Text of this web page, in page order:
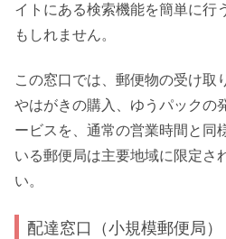
イトにある検索機能を簡単に行
もしれません。
この窓口では、郵便物の受け取
やはがきの購入、ゆうパックの
ービスを、通常の営業時間と同
いる郵便局は主要地域に限定さ
い。
配達窓口（小規模郵便局）